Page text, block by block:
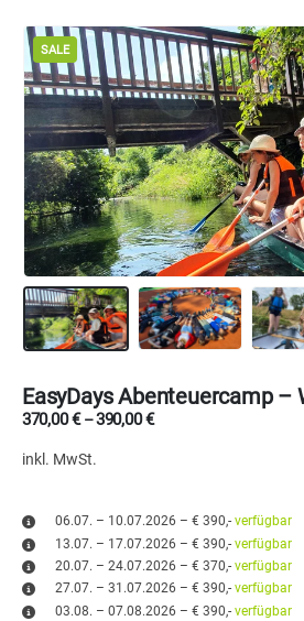
SALE
EasyDays Abenteuercamp –
370,00€–390,00€
inkl. MwSt.
06.07. – 10.07.2026 – € 390,- verfügbar
13.07. – 17.07.2026 – € 390,- verfügbar
20.07. – 24.07.2026 – € 370,- verfügbar
27.07. – 31.07.2026 – € 390,- verfügbar
03.08. – 07.08.2026 – € 390,- verfügbar